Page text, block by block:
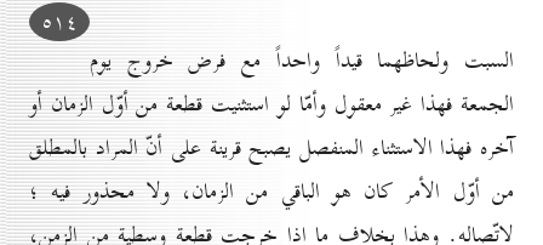
٥۱٤
السبت ولحاظهما قيداً واحداً مع فرض خروج يوم
الجمعة فهذا غير معقول وأمّا لو استثنيت قطعة من أوّل الزمان أو
آخره فهذا الاستثناء المنفصل يصبح قرينة على أنّ المراد بالمطلق
من أوّل الأمر كان هو الباقي من الزمان، ولا محذور فيه ؛
لاتّصاله. وهذا بخلاف ما إذا خرجت قطعة وسطية من الزمن،